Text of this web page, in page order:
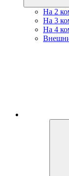
На 2
На 3
На 4